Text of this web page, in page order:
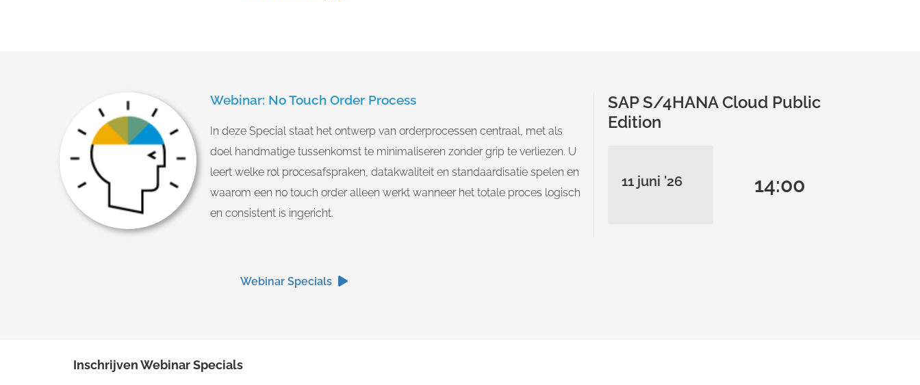
Webinar: No Touch Order Process
In deze Special staat het ontwerp van orderprocessen centraal, met als
doel handmatige tussenkomst te minimaliseren zonder grip te verliezen. U
leert welke rol procesafspraken, datakwaliteit en standaardisatie spelen en
waarom een no touch order alleen werkt wanneer het totale proces logisch
en consistent is ingericht.
Webinar Specials
SAP S/4HANA Cloud Public
Edition
11 juni '26 14:00
Inschrijven Webinar Specials